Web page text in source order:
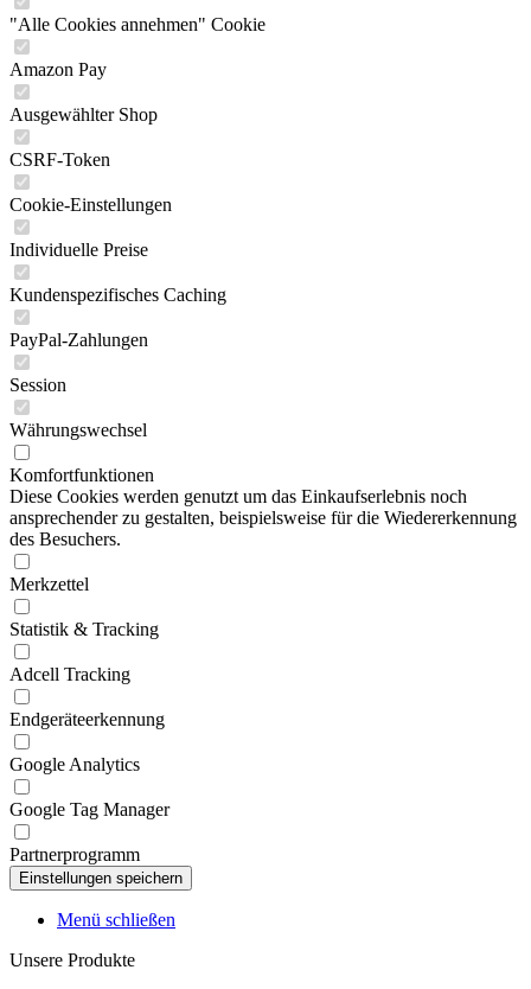
"Alle Cookies annehmen" Cookie
Amazon Pay
Ausgewählter Shop
CSRF-Token
Cookie-Einstellungen
Individuelle Preise
Kundenspezifisches Caching
PayPal-Zahlungen
Session
Währungswechsel
Komfortfunktionen
Diese Cookies werden genutzt um das Einkaufserlebnis noch
ansprechender zu gestalten, beispielsweise für die Wiedererkennung
des Besuchers.
Merkzettel
Statistik & Tracking
Adcell Tracking
Endgeräteerkennung
Google Analytics
Google Tag Manager
Partnerprogramm
Menü schließen
Unsere Produkte